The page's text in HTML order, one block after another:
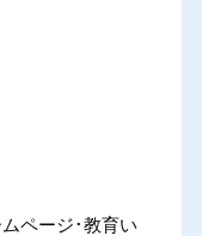
ページ･教育い